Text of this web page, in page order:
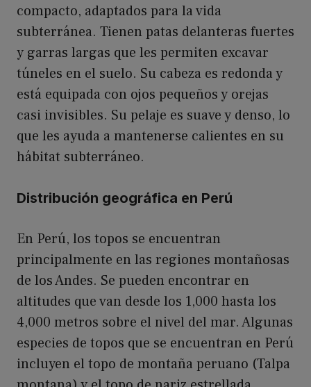
compacto, adaptados para la vida
subterránea. Tienen patas delanteras fuertes
y garras largas que les permiten excavar
túneles en el suelo. Su cabeza es redonda y
está equipada con ojos pequeños y orejas
casi invisibles. Su pelaje es suave y denso, lo
que les ayuda a mantenerse calientes en su
hábitat subterráneo.
Distribución geográfica en Perú
En Perú, los topos se encuentran
principalmente en las regiones montañosas
de los Andes. Se pueden encontrar en
altitudes que van desde los 1,000 hasta los
4,000 metros sobre el nivel del mar. Algunas
especies de topos que se encuentran en Perú
incluyen el topo de montaña peruano (Talpa